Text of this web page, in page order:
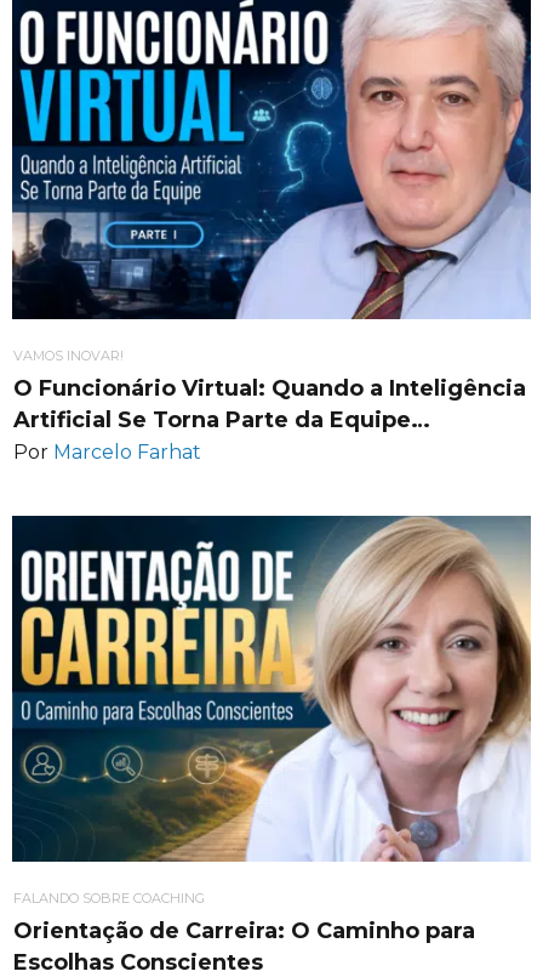
VAMOS INOVAR!
O Funcionário Virtual: Quando a Inteligência
Artificial Se Torna Parte da Equipe…
Por Marcelo Farhat
FALANDO SOBRE COACHING
Orientação de Carreira: O Caminho para
Escolhas Conscientes